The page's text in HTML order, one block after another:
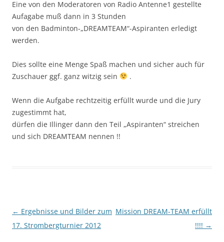
Eine von den Moderatoren von Radio Antenne1 gestellte
Aufagabe muß dann in 3 Stunden
von den Badminton-„DREAMTEAM“-Aspiranten erledigt
werden.
Dies sollte eine Menge Spaß machen und sicher auch für
Zuschauer ggf. ganz witzig sein
.
Wenn die Aufgabe rechtzeitig erfüllt wurde und die Jury
zugestimmt hat,
dürfen die Illinger dann den Teil „Aspiranten“ streichen
und sich DREAMTEAM nennen !!
Beitragsnavigation
← Ergebnisse und Bilder zum
17. Strombergturnier 2012
Mission DREAM-TEAM erfüllt
!!!! →